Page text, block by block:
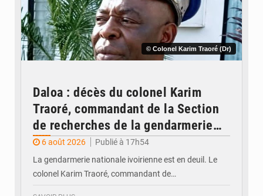
© Colonel Karim Traoré (Dr)
Daloa : décès du colonel Karim
Traoré, commandant de la Section
de recherches de la gendarmerie
après une activité sportive
6 août 2026
Publié à 17h54
La gendarmerie nationale ivoirienne est en deuil. Le
colonel Karim Traoré, commandant de…